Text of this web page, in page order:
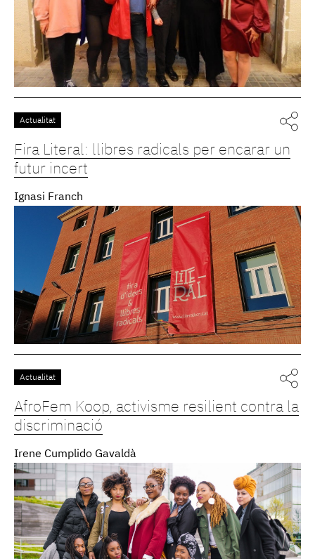
Actualitat
Fira Literal: llibres radicals per encarar un
futur incert
Ignasi Franch
Actualitat
AfroFem Koop, activisme resilient contra la
discriminació
Irene Cumplido Gavaldà